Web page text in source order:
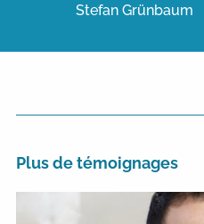
Stefan Grünbaum
Plus de témoignages